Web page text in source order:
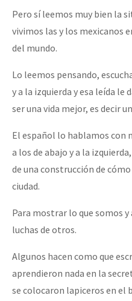
Pero sí leemos muy bien la
vivimos las y los mexicanos
del mundo.
Lo leemos pensando,
y a la izquierda y esa leída le
ser una vida mejor, es decir
El español lo hablamos con
a los de abajo y a la
de una construcción de
ciudad.
Para mostrar lo que somos
luchas de otros.
Algunos hacen como que
aprendieron nada en la
se colocaron lapiceros en el